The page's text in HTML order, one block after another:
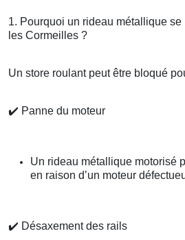
1. Pourquoi un rideau métallique
les Cormeilles ?
Un store roulant peut être bloqué
✔️ Panne du moteur
Un rideau métallique motorisé
en raison d’un moteur
✔️ Désaxement des rails